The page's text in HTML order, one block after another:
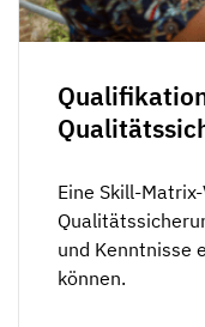
Eine Skill-
und Kenntnisse
können.